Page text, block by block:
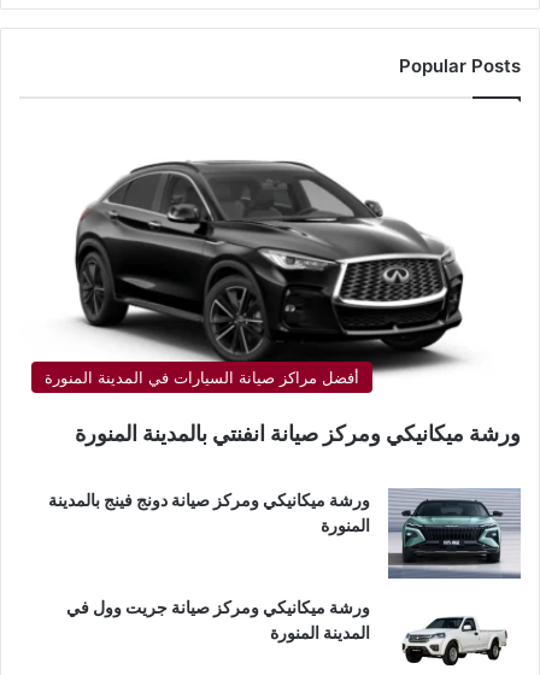
Popular Posts
أفضل مراكز صيانة السيارات في المدينة المنورة
ورشة ميكانيكي ومركز صيانة انفنتي بالمدينة المنورة
ورشة ميكانيكي ومركز صيانة دونج فينج بالمدينة
المنورة
ورشة ميكانيكي ومركز صيانة جريت وول في
المدينة المنورة